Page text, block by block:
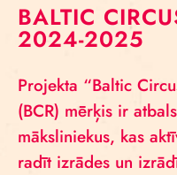
BALTIC
2024-2025
Projekta “Baltic
(BCR) mērķis ir
māksliniekus, kas
radīt izrādes un